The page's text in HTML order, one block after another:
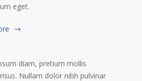
eget.
diam, pretium mollis
Nullam dolor nibh pulvinar